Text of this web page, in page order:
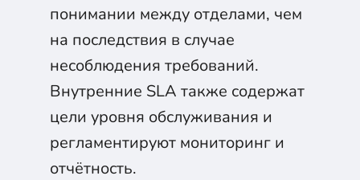
понимании между отделами, чем
на последствия в случае
несоблюдения требований.
Внутренние SLA также содержат
цели уровня обслуживания и
регламентируют мониторинг и
отчётность.